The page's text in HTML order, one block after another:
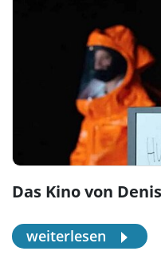
Das Kino von
weiterlesen